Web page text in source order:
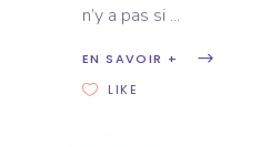
n’y a pas si
EN SAVOIR +
LIKE